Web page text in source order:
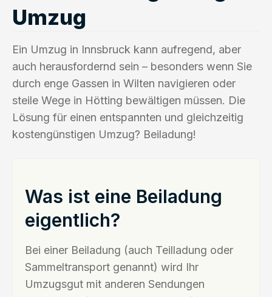
Umzug
Ein Umzug in Innsbruck kann aufregend, aber
auch herausfordernd sein – besonders wenn Sie
durch enge Gassen in Wilten navigieren oder
steile Wege in Hötting bewältigen müssen. Die
Lösung für einen entspannten und gleichzeitig
kostengünstigen Umzug? Beiladung!
Was ist eine Beiladung
eigentlich?
Bei einer Beiladung (auch Teilladung oder
Sammeltransport genannt) wird Ihr
Umzugsgut mit anderen Sendungen